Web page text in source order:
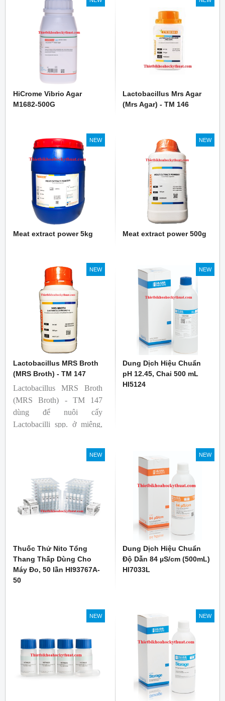
HiCrome Vibrio Agar
M1682-500G
Lactobacillus Mrs Agar
(Mrs Agar) - TM 146
NEW
Meat extract power 5kg
NEW
Meat extract power 500g
NEW
Lactobacillus MRS Broth
(MRS Broth) - TM 147
Lactobacillus MRS Broth
(MRS Broth) - TM 147
dùng để nuôi cấy
Lactobacilli spp. ở miệng,
NEW
Dung Dịch Hiệu Chuẩn
pH 12.45, Chai 500 mL
HI5124
NEW
Thuốc Thử Nito Tổng
Thang Thấp Dùng Cho
Máy Đo, 50 lần HI93767A-
50
NEW
Dung Dịch Hiệu Chuẩn
Độ Dẫn 84 µS/cm (500mL)
HI7033L
NEW NEW